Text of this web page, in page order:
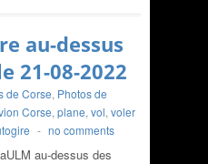
au-dessus
21-08-2022
de Corse, Photos de
Corse, plane, vol, voler
- no comments
au-dessus des